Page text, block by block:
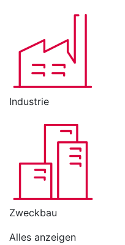
Industrie
Zweckbau
Alles anzeigen